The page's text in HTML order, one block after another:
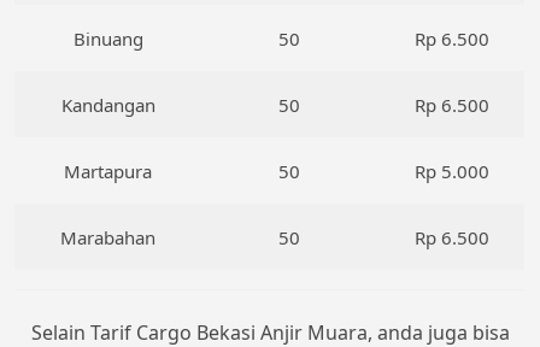
Binuang 50 Rp 6.500
Kandangan 50 Rp 6.500
Martapura 50 Rp 5.000
Marabahan 50 Rp 6.500
Selain Tarif Cargo Bekasi Anjir Muara, anda juga bisa